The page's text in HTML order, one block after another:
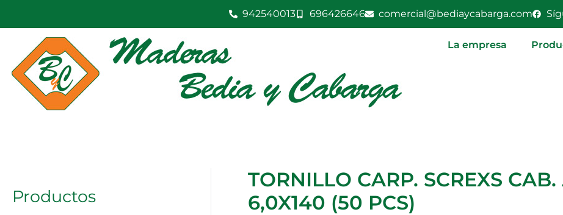
contenido
942540013 696426646 comercial@bediaycabarga.com
La empresa
Productos
TORNILLO CARP. SCREXS
6,0X140 (50 PCS)